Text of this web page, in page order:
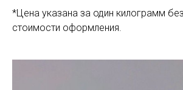
*Цена указана за один килограмм
стоимости оформления.